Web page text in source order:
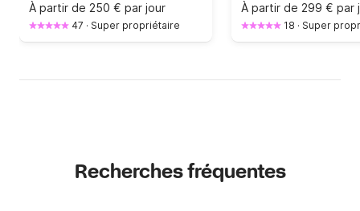
À partir de 250 € par jour
47 · Super propriétaire
À partir de 299 € par
18 · Super
Recherches fréquentes